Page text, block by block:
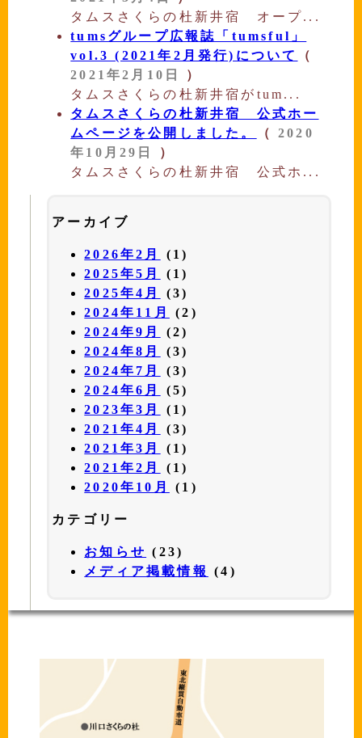
タムスさくらの杜新井宿 オープ...
tumsグループ広報誌「tumsful」
vol.3 (2021年2月発行)について
（
2021年2月10日
）
タムスさくらの杜新井宿がtum...
タムスさくらの杜新井宿 公式ホー
ムページを公開しました。
（2020
年10月29日
）
タムスさくらの杜新井宿 公式ホ...
アーカイブ
2026年2月
(1)
2025年5月
(1)
2025年4月
(3)
2024年11月
(2)
2024年9月
(2)
2024年8月
(3)
2024年7月
(3)
2024年6月
(5)
2023年3月
(1)
2021年4月
(3)
2021年3月
(1)
2021年2月
(1)
2020年10月
(1)
カテゴリー
お知らせ (23)
メディア掲載情報
(4)